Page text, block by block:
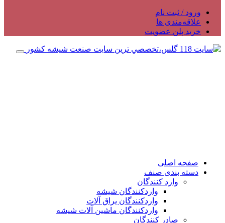
ورود / ثبت نام
علاقه‌مندی ها
خرید پلن عضویت
صفحه اصلی
دسته بندی صنف
وارد کنندگان
واردکنندگان شیشه
واردکنندگان یراق آلات
واردکنندگان ماشین آلات شیشه
صادر کنندگان